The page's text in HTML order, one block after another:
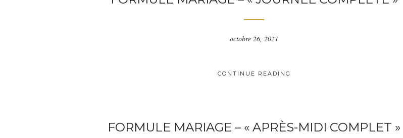
octobre 26, 2021
CONTINUE READING
FORMULE MARIAGE – « APRÈS-MIDI COMPLET »